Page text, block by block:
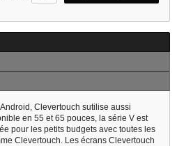
Clevertouch sutilise aussi
en 55 et 65 pouces, la série V est
pour les petits budgets avec toutes les
Clevertouch. Les écrans Clevertouch